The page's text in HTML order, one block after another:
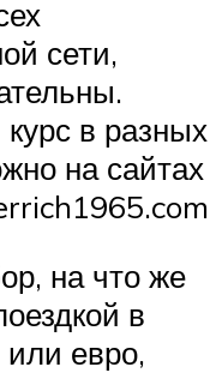
сети,
в разных
на сайтах
на что же
в
евро,